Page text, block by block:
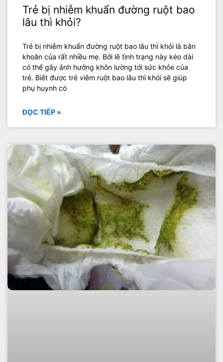
Trẻ bị nhiễm khuẩn đường ruột bao
lâu thì khỏi?
Trẻ bị nhiễm khuẩn đường ruột bao lâu thì khỏi là băn
khoăn của rất nhiều mẹ. Bởi lẽ tình trạng này kéo dài
có thể gây ảnh hưởng khôn lường tới sức khỏe của
trẻ. Biết được trẻ viêm ruột bao lâu thì khỏi sẽ giúp
phụ huynh có
ĐỌC TIẾP »